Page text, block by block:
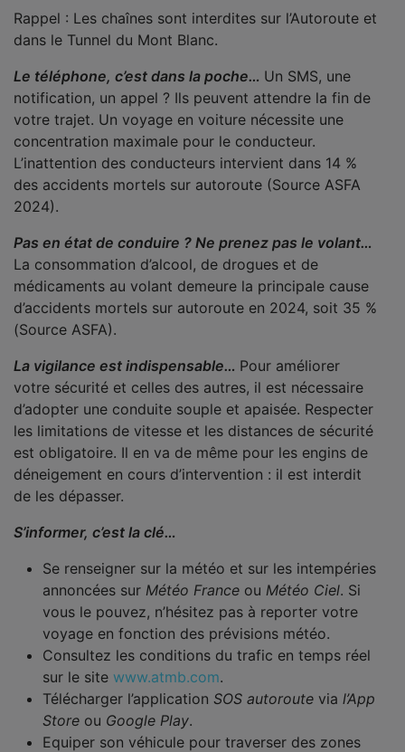
Rappel : Les chaînes sont interdites sur l’Autoroute et
dans le Tunnel du Mont Blanc.
Le téléphone, c’est dans la poche… Un SMS, une
notification, un appel ? Ils peuvent attendre la fin de
votre trajet. Un voyage en voiture nécessite une
concentration maximale pour le conducteur.
L’inattention des conducteurs intervient dans 14 %
des accidents mortels sur autoroute (Source ASFA
2024).
Pas en état de conduire ? Ne prenez pas le volant…
La consommation d’alcool, de drogues et de
médicaments au volant demeure la principale cause
d’accidents mortels sur autoroute en 2024, soit 35 %
(Source ASFA).
La vigilance est indispensable… Pour améliorer
votre sécurité et celles des autres, il est nécessaire
d’adopter une conduite souple et apaisée. Respecter
les limitations de vitesse et les distances de sécurité
est obligatoire. Il en va de même pour les engins de
déneigement en cours d’intervention : il est interdit
de les dépasser.
S’informer, c’est la clé…
Se renseigner sur la météo et sur les intempéries
annoncées sur Météo France ou Météo Ciel. Si
vous le pouvez, n’hésitez pas à reporter votre
voyage en fonction des prévisions météo.
Consultez les conditions du trafic en temps réel
sur le site www.atmb.com.
Télécharger l’application SOS autoroute via l’App
Store ou Google Play.
Equiper son véhicule pour traverser des zones